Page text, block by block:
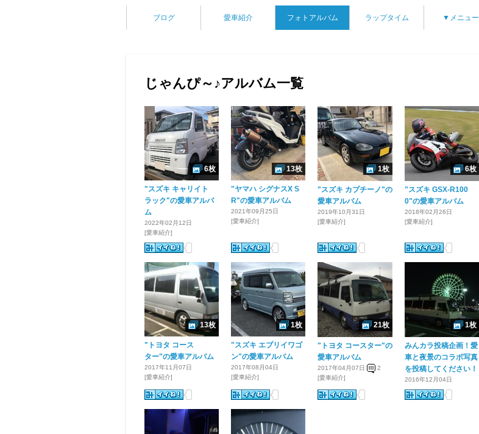
ブログ 愛車紹介 フォトアルバム ラップタイム ▼メニュー
じゃんぴ～♪アルバム一覧
"スズキ キャリイト
ラック"の愛車アルバ
ム
6枚
2022年02月12日
[愛車紹介]
"ヤマハ シグナスX S
R"の愛車アルバム
13枚
2021年09月25日
[愛車紹介]
"スズキ カプチーノ"の
愛車アルバム
1枚
2019年10月31日
[愛車紹介]
"スズキ GSX-R100
0"の愛車アルバム
6枚
2018年02月26日
[愛車紹介]
"トヨタ コース
ター"の愛車アルバム
13枚
2017年11月07日
[愛車紹介]
"スズキ エブリイワゴ
ン"の愛車アルバム
1枚
2017年08月04日
[愛車紹介]
"トヨタ コースター"の
愛車アルバム
21枚
2017年04月07日
2
[愛車紹介]
みんカラ投稿企画！愛
車と夜景のコラボ写真
を投稿してください！
1枚
2016年12月04日